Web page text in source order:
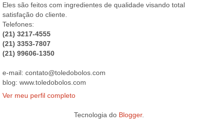
Eles são feitos com ingredientes de qualidade visando total
satisfação do cliente.
Telefones:
(21) 3217-4555
(21) 3353-7807
(21) 99606-1350
e-mail: contato@toledobolos.com
blog: www.toledobolos.com
Ver meu perfil completo
Tecnologia do Blogger.